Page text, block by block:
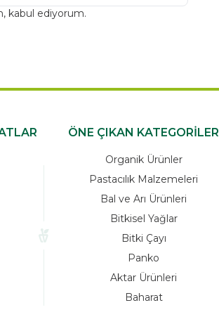
kabul ediyorum.
ÖNE ÇIKAN KATEGORİLER
Organik Ürünler
Pastacılık Malzemeleri
Bal ve Arı Ürünleri
Bitkisel Yağlar
Bitki Çayı
Panko
Aktar Ürünleri
Baharat